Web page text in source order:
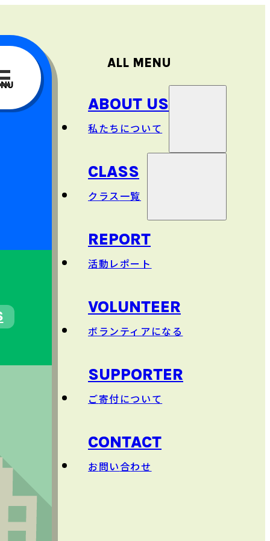
ALL MENU
私たちについて
ABOUT US
理念
事業
団体概要
クラス一覧
CLASS
日本語クラス
活動 レポート
REPORT
ボランティアになる
VOLUNTEER
ご寄付について
SUPPORTER
お問い合わせ
CONTACT